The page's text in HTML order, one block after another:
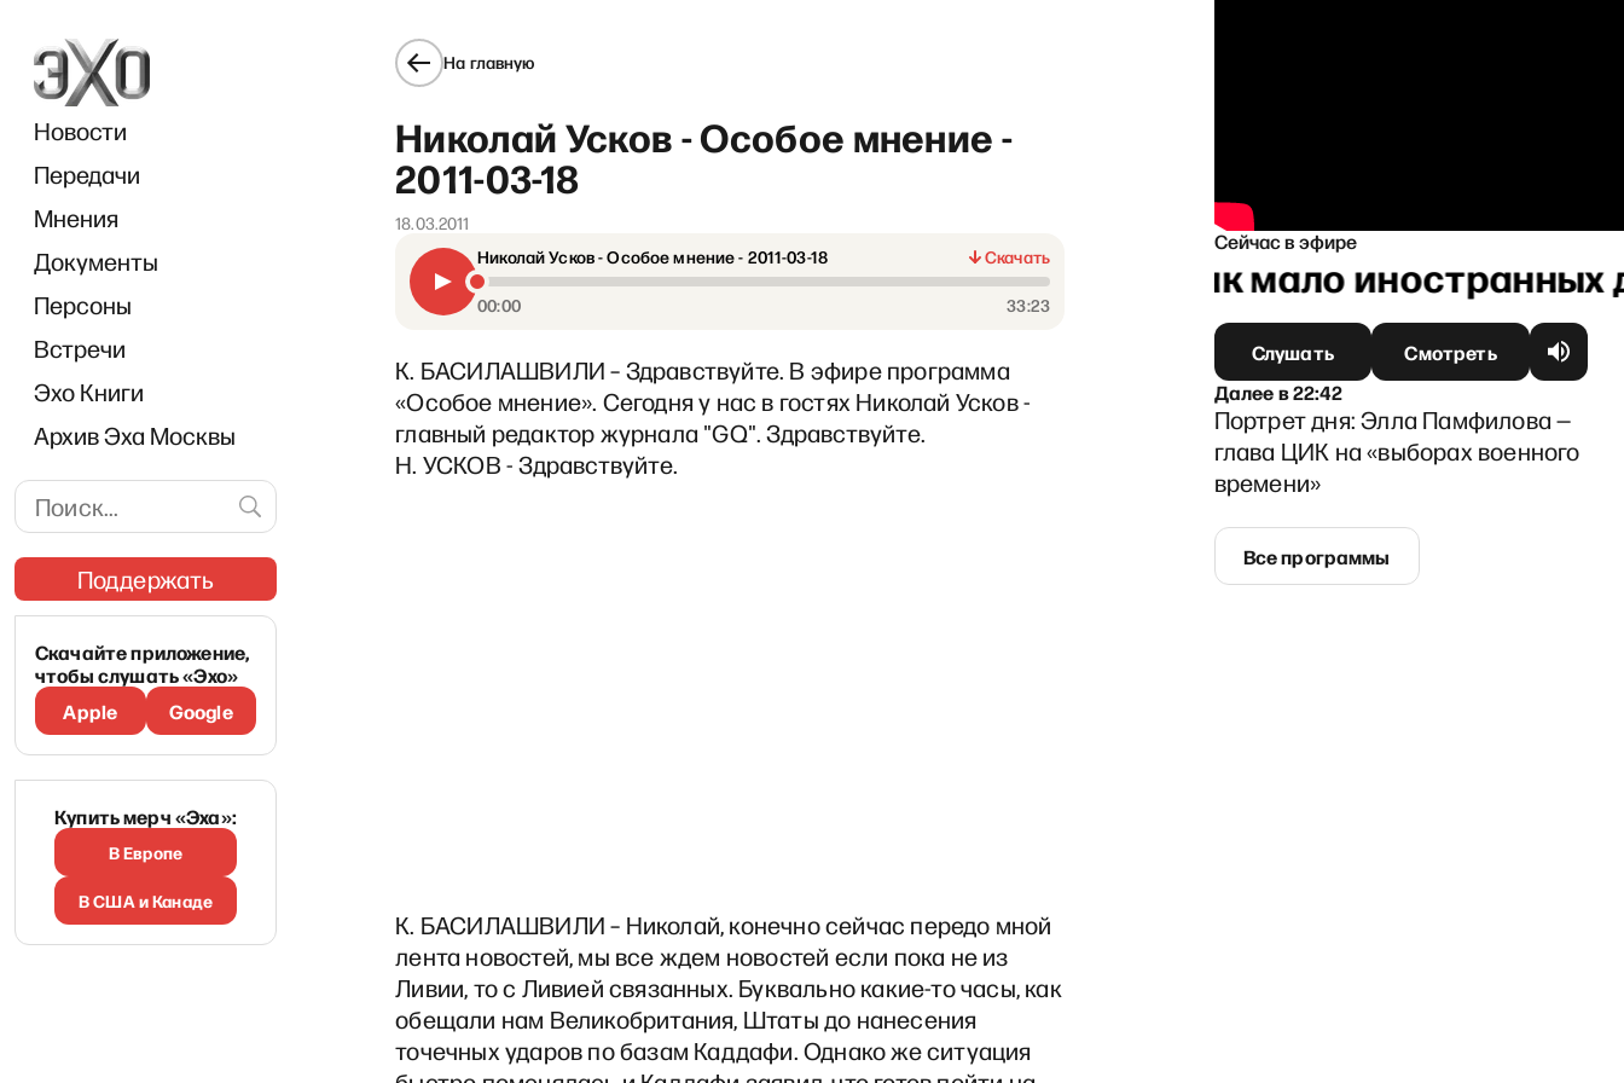
Новости
Передачи
Мнения
Документы
Персоны
Встречи
Эхо Книги
Архив Эха Москвы
Поддержать
Скачайте приложение,
чтобы слушать «Эхо»
Apple
Google
Купить мерч «Эха»:
В Европе
В США и Канаде
На главную
Николай Усков - Особое мнение -
2011-03-18
18.03.2011
Николай Усков - Особое мнение - 2011-03-18
Скачать
00:00 33:23
К. БАСИЛАШВИЛИ – Здравствуйте. В эфире программа
«Особое мнение». Сегодня у нас в гостях Николай Усков -
главный редактор журнала "GQ". Здравствуйте.
Н. УСКОВ - Здравствуйте.
К. БАСИЛАШВИЛИ – Николай, конечно сейчас передо мной
лента новостей, мы все ждем новостей если пока не из
Ливии, то с Ливией связанных. Буквально какие-то часы, как
обещали нам Великобритания, Штаты до нанесения
точечных ударов по базам Каддафи. Однако же ситуация
Сейчас в эфире
Radio Insider: Почему до сих пор так мало иностранных
Слушать
Смотреть
Далеев22:42
Портрет дня: Элла Памфилова —
глава ЦИК на «выборах военного
времени»
Все программы